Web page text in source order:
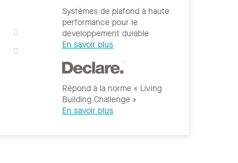
Systèmes de plafond à haute
performance pour le
développement durable
En savoir plus
Répond à la norme « Living
Building Challenge »
En savoir plus